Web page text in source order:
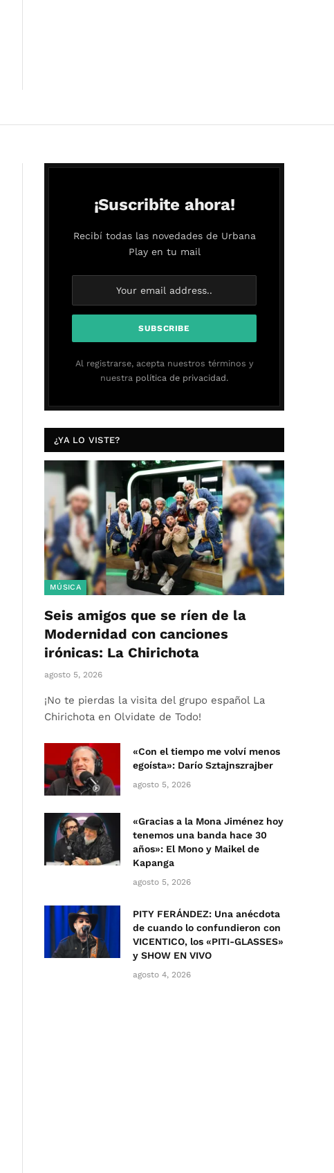
¡Suscribite ahora!
Recibí todas las novedades de Urbana
Play en tu mail
Al registrarse, acepta nuestros términos y
nuestra política de privacidad.
¿YA LO VISTE?
MÚSICA
Seis amigos que se ríen de la
Modernidad con canciones
irónicas: La Chirichota
agosto 5, 2026
¡No te pierdas la visita del grupo español La
Chirichota en Olvidate de Todo!
«Con el tiempo me volví menos
egoísta»: Darío Sztajnszrajber
agosto 5, 2026
«Gracias a la Mona Jiménez hoy
tenemos una banda hace 30
años»: El Mono y Maikel de
Kapanga
agosto 5, 2026
PITY FERÁNDEZ: Una anécdota
de cuando lo confundieron con
VICENTICO, los «PITI-GLASSES»
y SHOW EN VIVO
agosto 4, 2026